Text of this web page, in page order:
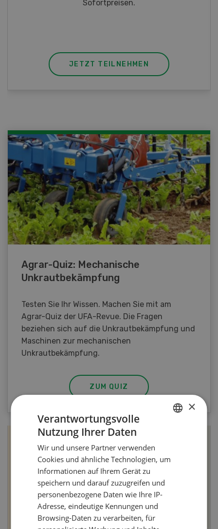
JETZT TEILNEHMEN
Agrar-Quiz: Mechanische
Unkrautbekämpfung
Testen Sie Ihr Wissen. Machen Sie mit am
Agrar-Quiz der UFA-Revue. Die Fragen
beziehen sich auf die Unkrautbekämpfung und
Maschinen zur mechanischen
Unkrautbekämpfung.
ZUM QUIZ
×
Verantwortungsvolle
Nutzung Ihrer Daten
Wir und unsere Partner verwenden
Cookies und ähnliche Technologien, um
Informationen auf Ihrem Gerät zu
speichern und darauf zuzugreifen und
personenbezogene Daten wie Ihre IP-
Adresse, eindeutige Kennungen und
Browsing-Daten zu verarbeiten, für